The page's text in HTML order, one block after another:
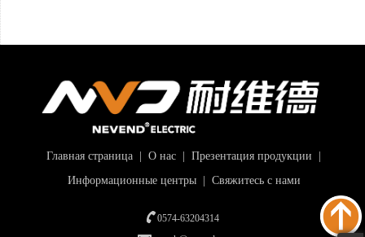
Главная страница О нас Презентация продукции
Информационные центры| Свяжитесь с нами
0574-63204314